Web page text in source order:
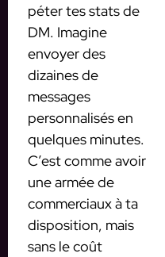
péter tes stats de
DM. Imagine
envoyer des
dizaines de
messages
personnalisés en
quelques minutes.
C’est comme avoir
une armée de
commerciaux à ta
disposition, mais
sans le coût